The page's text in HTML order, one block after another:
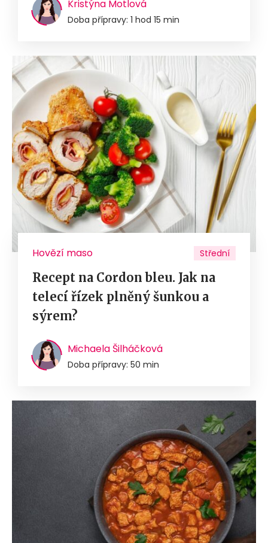
Kristýna Motlová
Doba přípravy: 1 hod 15 min
Hovězí maso Střední
Recept na Cordon bleu. Jak na
telecí řízek plněný šunkou a
sýrem?
Michaela Šilháčková
Doba přípravy: 50 min